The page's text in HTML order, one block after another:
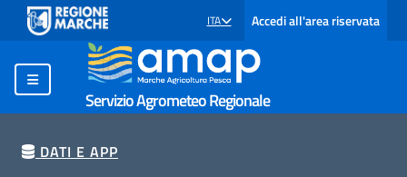
SELEZIONE LINGUA: LINGUA SELEZIONATA
ITA Accedi all'area riservata
Servizio Agrometeo Regionale
DATI E APP